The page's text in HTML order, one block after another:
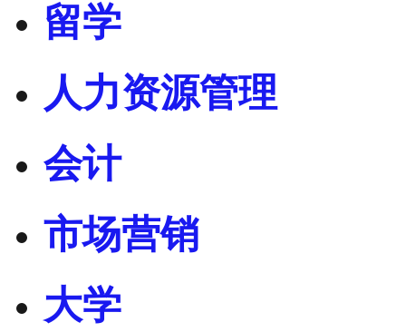
留学
人力资源管理
会计
市场营销
大学